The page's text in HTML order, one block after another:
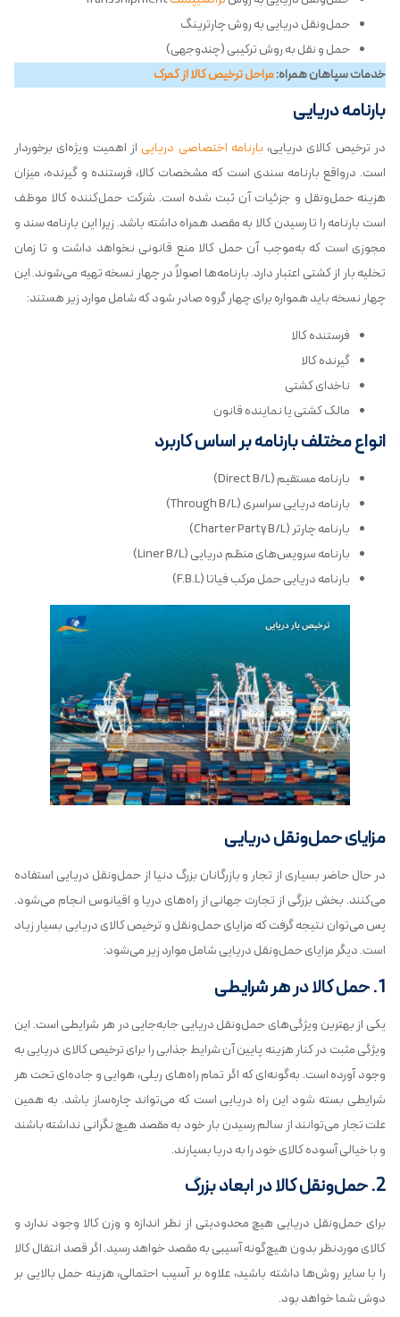
حمل‌ونقل دریایی به روش چارترینگ
حمل ­و نقل به روش ترکیبی (چندوجهی)
خدمات سپاهان همراه:مراحل ترخیص کالا از گمرک
بارنامه دریایی
در ترخیص کالای دریایی، بارنامه اختصاصی دریاییاز اهمیت ویژه‌ای برخوردار
است. درواقع بارنامه سندی است که مشخصات کالا، فرستنده و گیرنده، میزان
هزینه حمل‌ونقل و جزئیات آن ثبت شده است. شرکت حمل‌کننده کالا موظف
است بارنامه را تا رسیدن کالا به مقصد همراه داشته باشد. زیرا این بارنامه سند و
مجوزی است که به‌موجب آن حمل کالا منع قانونی نخواهد داشت و تا زمان
تخلیه بار از کشتی اعتبار دارد. بارنامه‌ها اصولاً در چهار نسخه تهیه می‌شوند. این
چهار نسخه باید همواره برای چهار گروه صادر شود که شامل موارد زیر هستند:
فرستنده کالا
گیرنده کالا
ناخدای کشتی
مالک کشتی یا نماینده قانون
انواع مختلف بارنامه بر اساس کاربرد
بارنامه مستقیم (Direct B/L)
بارنامه دریایی سراسری (Through B/L)
بارنامه چارتر (Charter Party B/L)
بارنامه سرویس‌های منظم دریایی (Liner B/L)
بارنامه دریایی حمل مرکب فیاتا (F.B.L)
مزایای حمل‌ونقل دریایی
در حال حاضر بسیاری از تجار و بازرگانان بزرگ دنیا از حمل‌ونقل دریایی استفاده
می‌کنند. بخش بزرگی از تجارت جهانی از راه‌های دریا و اقیانوس انجام می‌شود.
پس می‌توان نتیجه گرفت که مزایای حمل‌ونقل و ترخیص کالای دریایی بسیار زیاد
است. دیگر مزایای حمل‌ونقل دریایی شامل موارد زیر می‌شود:
1. حمل کالا در هر شرایطی
یکی از بهترین ویژگی‌های حمل‌ونقل دریایی جابه‌جایی در هر شرایطی است. این
ویژگی مثبت در کنار هزینه پایین آن شرایط جذابی را برای ترخیص کالای دریایی به
وجود آورده است. به‌گونه‌ای که اگر تمام راه‌های ریلی، هوایی و جاده‌ای تحت هر
شرایطی بسته شود این راه دریایی است که می‌تواند چاره‌ساز باشد. به همین
علت تجار می‌توانند از سالم رسیدن بار خود به مقصد هیچ نگرانی نداشته باشند
و با خیالی آسوده کالای خود را به دریا بسپارند.
2. حمل‌ونقل کالا در ابعاد بزرگ
برای حمل‌ونقل دریایی هیچ محدودیتی از نظر اندازه و وزن کالا وجود ندارد و
کالای موردنظر بدون هیچ‌گونه آسیبی به مقصد خواهد رسید. اگر قصد انتقال کالا
را با سایر روش‌ها داشته باشید، علاوه بر آسیب احتمالی، هزینه حمل بالایی بر
دوش شما خواهد بود.